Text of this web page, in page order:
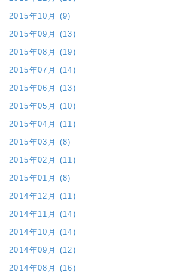
2015年10月 (9)
2015年09月 (13)
2015年08月 (19)
2015年07月 (14)
2015年06月 (13)
2015年05月 (10)
2015年04月 (11)
2015年03月 (8)
2015年02月 (11)
2015年01月 (8)
2014年12月 (11)
2014年11月 (14)
2014年10月 (14)
2014年09月 (12)
2014年08月 (16)